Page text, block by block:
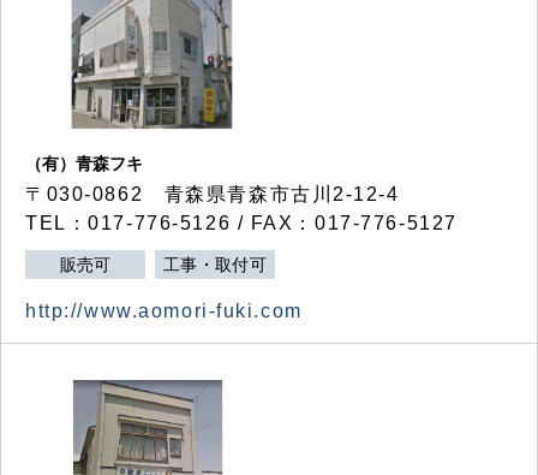
（有）青森フキ
〒030-0862 青森県青森市古川2-12-4
TEL：017-776-5126 / FAX：017-776-5127
販売可 工事・取付可
http://www.aomori-fuki.com